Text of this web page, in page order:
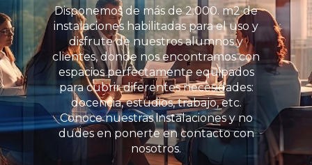
Disponemos de más de 2.000. m2 de
instalaciones habilitadas para el uso y
disfrute de nuestros alumnos y
clientes, donde nos encontramos con
espacios perfectamente equipados
para cubrir diferentes necesidades:
docencia, estudios, trabajo, etc.
Conoce nuestras instalaciones y no
dudes en ponerte en contacto con
nosotros.